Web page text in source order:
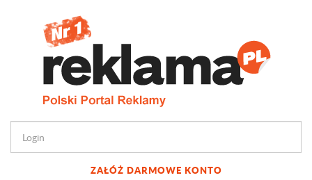
ZAŁÓŻ DARMOWE KONTO